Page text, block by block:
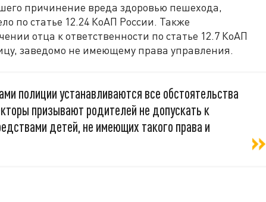
причинение вреда здоровью пешехода,
по статье 12.24 КоАП России. Также
отца к ответственности по статье 12.7 КоАП
заведомо не имеющему права управления.
полиции устанавливаются все обстоятельства
призывают родителей не допускать к
детей, не имеющих такого права и